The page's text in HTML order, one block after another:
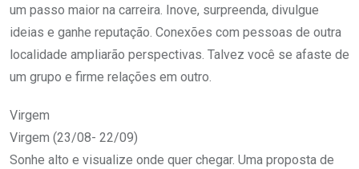
um passo maior na carreira. Inove, surpreenda, divulgue
ideias e ganhe reputação. Conexões com pessoas de outra
localidade ampliarão perspectivas. Talvez você se afaste de
um grupo e firme relações em outro.
Virgem
Virgem (23/08- 22/09)
Sonhe alto e visualize onde quer chegar. Uma proposta de